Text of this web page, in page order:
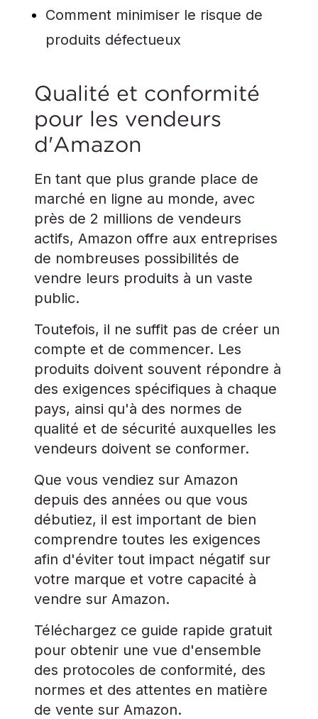
Comment minimiser le risque de
produits défectueux
Qualité et conformité
pour les vendeurs
d'Amazon
En tant que plus grande place de
marché en ligne au monde, avec
près de 2 millions de vendeurs
actifs, Amazon offre aux entreprises
de nombreuses possibilités de
vendre leurs produits à un vaste
public.
Toutefois, il ne suffit pas de créer un
compte et de commencer. Les
produits doivent souvent répondre à
des exigences spécifiques à chaque
pays, ainsi qu'à des normes de
qualité et de sécurité auxquelles les
vendeurs doivent se conformer.
Que vous vendiez sur Amazon
depuis des années ou que vous
débutiez, il est important de bien
comprendre toutes les exigences
afin d'éviter tout impact négatif sur
votre marque et votre capacité à
vendre sur Amazon.
Téléchargez ce guide rapide gratuit
pour obtenir une vue d'ensemble
des protocoles de conformité, des
normes et des attentes en matière
de vente sur Amazon.